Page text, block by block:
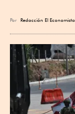
Por Redacción El Economista